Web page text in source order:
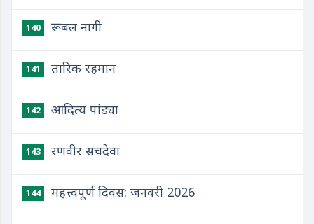
140 रूबल नागी
141 तारिक रहमान
142 आदित्य पांड्या
143 रणवीर सचदेवा
144 महत्त्वपूर्ण दिवस: जनवरी 2026